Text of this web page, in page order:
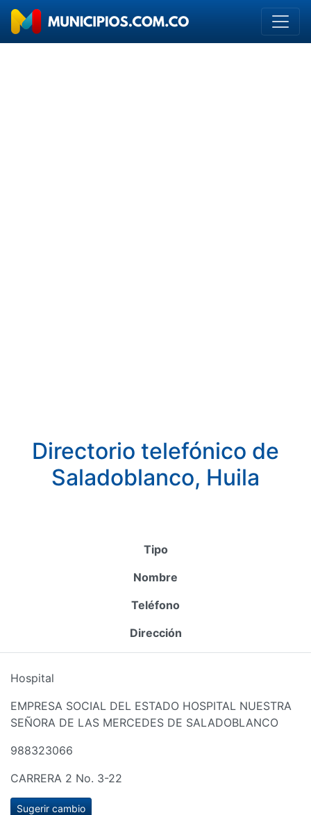
Directorio telefónico de
Saladoblanco, Huila
Tipo
Nombre
Teléfono
Dirección
Hospital
EMPRESA SOCIAL DEL ESTADO HOSPITAL NUESTRA
SEÑORA DE LAS MERCEDES DE SALADOBLANCO
988323066
CARRERA 2 No. 3-22
Sugerir cambio